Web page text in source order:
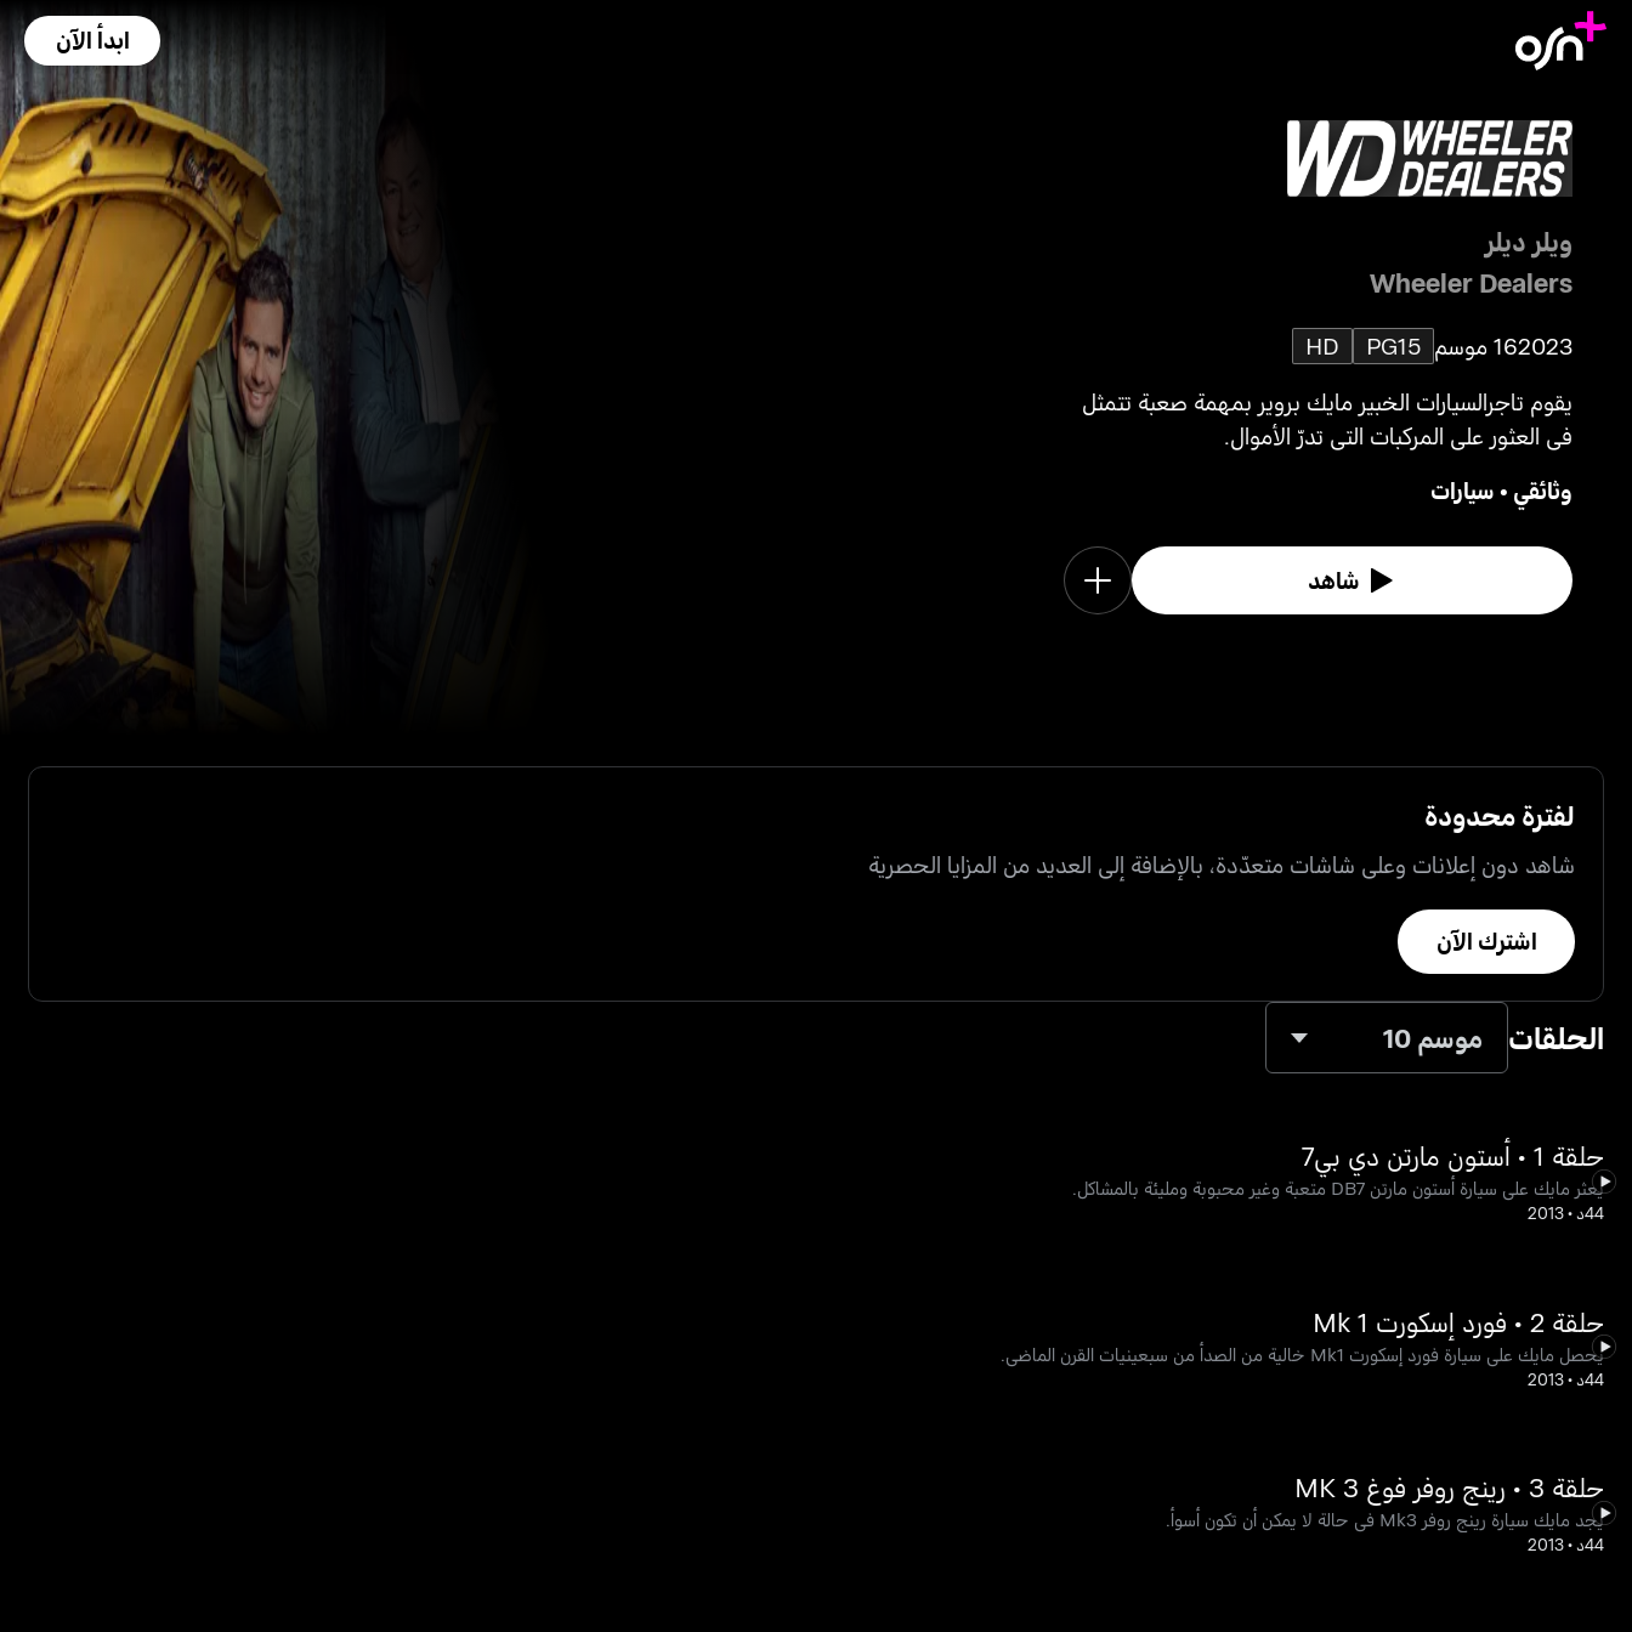
ابدأ الآن
ويلر ديلر
Wheeler Dealers
202316 موسم PG15
HD
يقوم تاجرالسيارات الخبير مايك بروير بمهمة صعبة تتمثل
في العثور على المركبات التي تدرّ الأموال.
وثائقي •سيارات
شاهد
لفترة محدودة
شاهد دون إعلانات وعلى شاشات متعدّدة، بالإضافة إلى العديد من المزايا الحصرية
اشترك الآن
الحلقات موسم 10
حلقة 1 • أستون مارتن دي بي7
يعثر مايك على سيارة أستون مارتن DB7 متعبة وغير محبوبة ومليئة بالمشاكل.
44د •
2013
حلقة 2 • فورد إسكورت Mk 1
يحصل مايك على سيارة فورد إسكورت Mk1 خالية من الصدأ من سبعينيات القرن الماضي.
44د •
2013
حلقة 3 • رينج روفر فوغ MK 3
يجد مايك سيارة رينج روفر Mk3 في حالة لا يمكن أن تكون أسوأ.
44د •
2013